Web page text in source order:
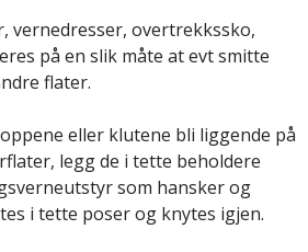
vernedresser, overtrekkssko,
på en slik måte at evt smitte
flater.
eller klutene bli liggende på
legg de i tette beholdere
som hansker og
i tette poser og knytes igjen.